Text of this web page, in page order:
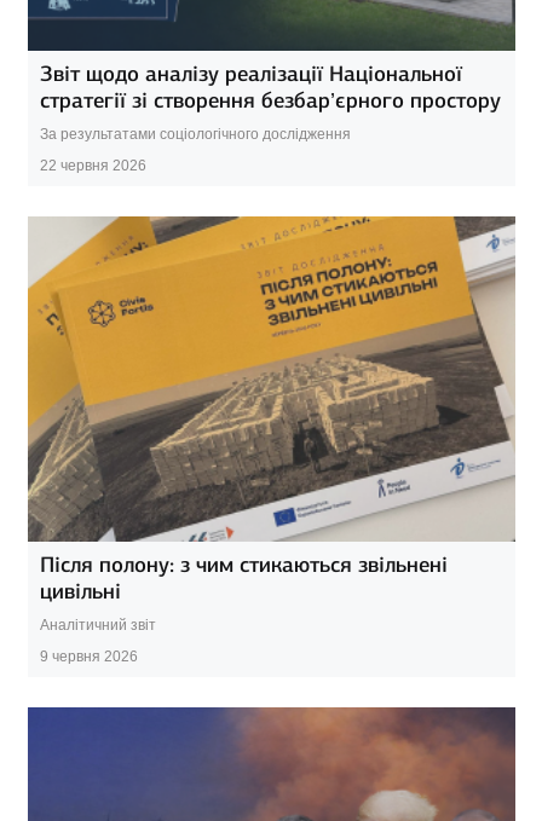
Звіт щодо аналізу реалізації Національної
стратегії зі створення безбар’єрного простору
За результатами соціологічного дослідження
22 червня 2026
Після полону: з чим стикаються звільнені
цивільні
Аналітичний звіт
9 червня 2026